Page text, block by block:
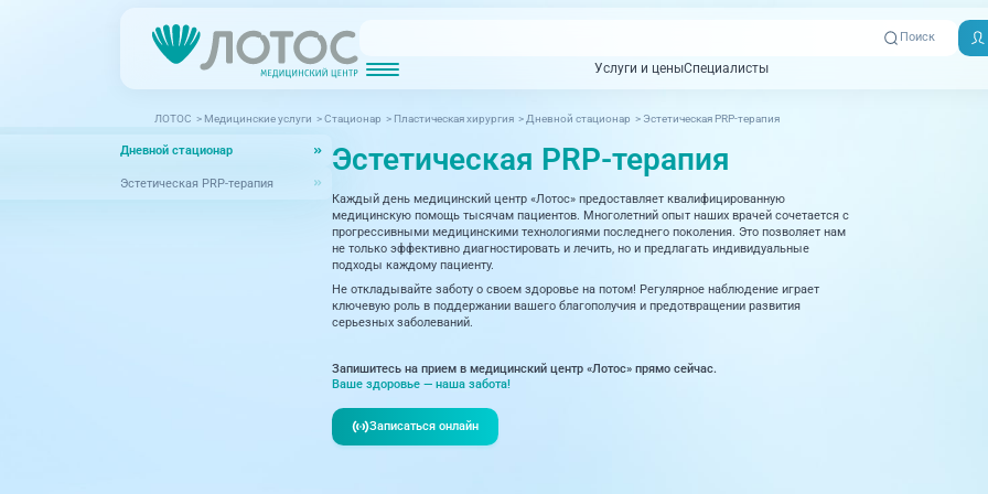
Поиск
Услуги и ценыСпециалисты
ЛОТОС > Медицинские услуги >Стационар > Пластическая хирургия >Дневной стационар > Эстетическая PRP-терапия
Дневной стационар
Эстетическая PRP-терапия
Эстетическая PRP-терапия
Каждый день медицинский центр «Лотос» предоставляет квалифицированную
медицинскую помощь тысячам пациентов. Многолетний опыт наших врачей сочетается с
прогрессивными медицинскими технологиями последнего поколения. Это позволяет нам
не только эффективно диагностировать и лечить, но и предлагать индивидуальные
подходы каждому пациенту.
Не откладывайте заботу о своем здоровье на потом! Регулярное наблюдение играет
ключевую роль в поддержании вашего благополучия и предотвращении развития
серьезных заболеваний.
Запишитесь на прием в медицинский центр «Лотос» прямо сейчас.
Ваше здоровье — наша забота!
Записаться онлайн
Акции
ПревентэйджПациентам
МРТ (Магнитно-резонансная томография)КТ (Компьютерная томография)УЗИ (Ультразвуковая диагностика)
Дерматовенерология
Интегративная медицина
Инфекционный кабинет
Кардиология
Неврология, рефлексотерапия
Онкология, маммология
Оториноларингология
Офтальмология
Проктология